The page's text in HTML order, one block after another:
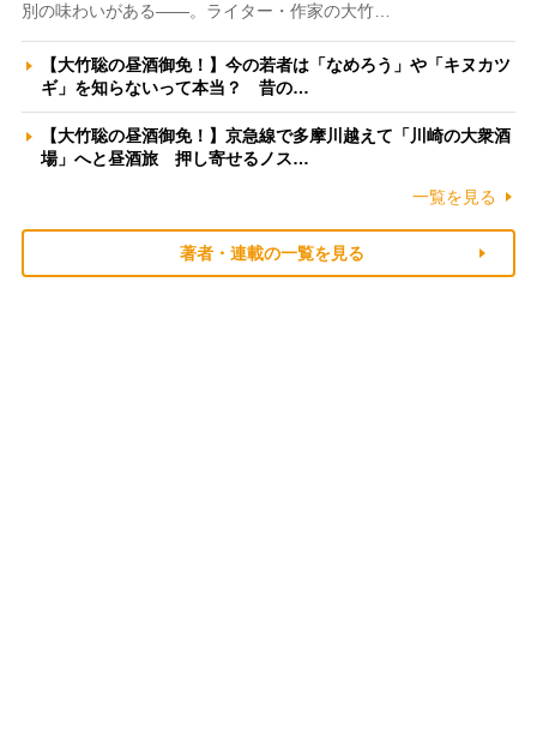
別の味わいがある――。ライター・作家の大竹…
【大竹聡の昼酒御免！】今の若者は「なめろう」や「キヌカツ
ギ」を知らないって本当？ 昔の…
【大竹聡の昼酒御免！】京急線で多摩川越えて「川崎の大衆酒
場」へと昼酒旅 押し寄せるノス…
一覧を見る
著者・連載の一覧を見る